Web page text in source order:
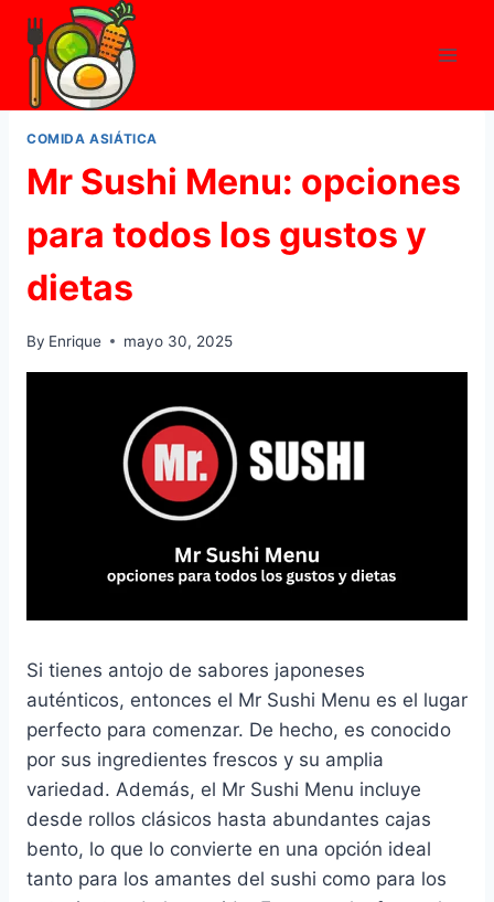
Skip
content
COMIDA ASIÁTICA
Mr Sushi Menu: opciones
para todos los gustos y
dietas
By Enrique mayo 30, 2025
Si tienes antojo de sabores japoneses
auténticos, entonces el Mr Sushi Menu es el lugar
perfecto para comenzar. De hecho, es conocido
por sus ingredientes frescos y su amplia
variedad. Además, el Mr Sushi Menu incluye
desde rollos clásicos hasta abundantes cajas
bento, lo que lo convierte en una opción ideal
tanto para los amantes del sushi como para los